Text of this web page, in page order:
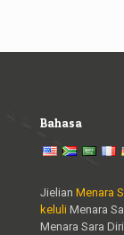
Bahasa
Jielian Menara
keluli Menara
Menara Sara